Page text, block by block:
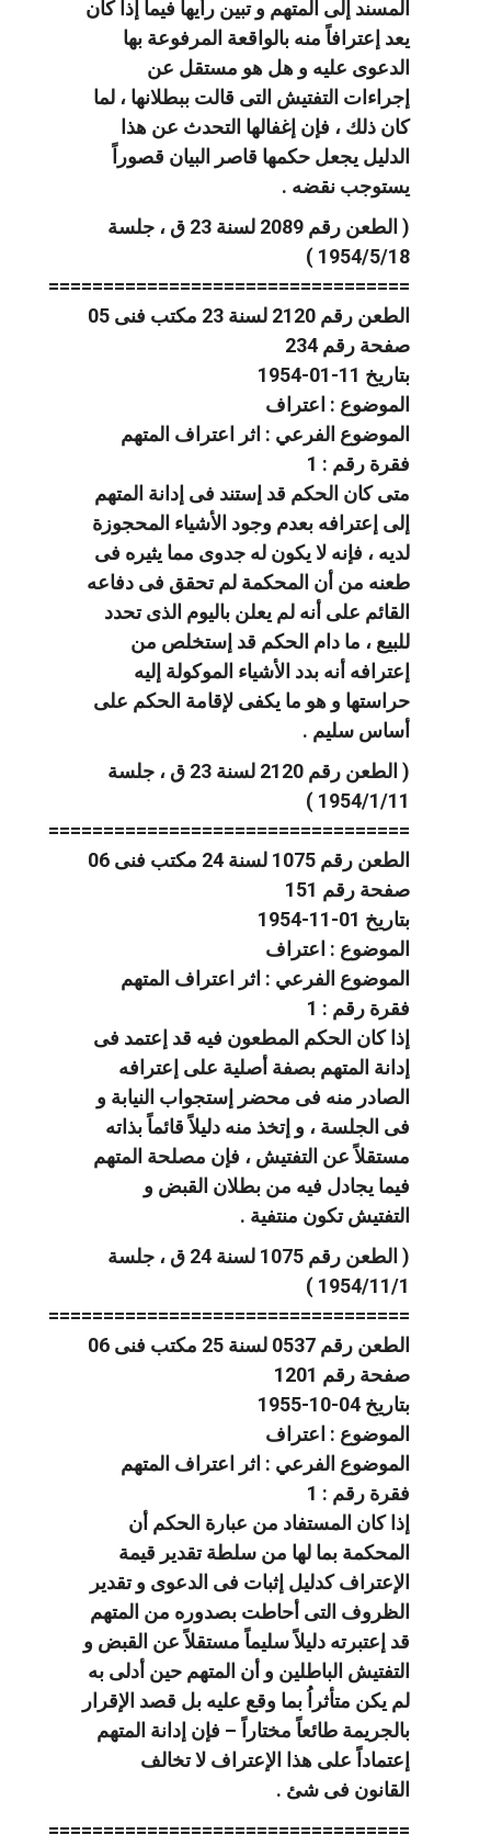
المسند إلى المتهم و تبين رأيها فيما إذا كان
يعد إعترافاً منه بالواقعة المرفوعة بها
الدعوى عليه و هل هو مستقل عن
إجراءات التفتيش التى قالت ببطلانها ، لما
كان ذلك ، فإن إغفالها التحدث عن هذا
الدليل يجعل حكمها قاصر البيان قصوراً
يستوجب نقضه .
( الطعن رقم 2089 لسنة 23 ق ، جلسة
1954/5/18 )
=================================
الطعن رقم 2120 لسنة 23 مكتب فنى 05
صفحة رقم 234
بتاريخ 11-01-1954
الموضوع : اعتراف
الموضوع الفرعي : اثر اعتراف المتهم
فقرة رقم : 1
متى كان الحكم قد إستند فى إدانة المتهم
إلى إعترافه بعدم وجود الأشياء المحجوزة
لديه ، فإنه لا يكون له جدوى مما يثيره فى
طعنه من أن المحكمة لم تحقق فى دفاعه
القائم على أنه لم يعلن باليوم الذى تحدد
للبيع ، ما دام الحكم قد إستخلص من
إعترافه أنه بدد الأشياء الموكولة إليه
حراستها و هو ما يكفى لإقامة الحكم على
أساس سليم .
( الطعن رقم 2120 لسنة 23 ق ، جلسة
1954/1/11 )
=================================
الطعن رقم 1075 لسنة 24 مكتب فنى 06
صفحة رقم 151
بتاريخ 01-11-1954
الموضوع : اعتراف
الموضوع الفرعي : اثر اعتراف المتهم
فقرة رقم : 1
إذا كان الحكم المطعون فيه قد إعتمد فى
إدانة المتهم بصفة أصلية على إعترافه
الصادر منه فى محضر إستجواب النيابة و
فى الجلسة ، و إتخذ منه دليلاً قائماً بذاته
مستقلاً عن التفتيش ، فإن مصلحة المتهم
فيما يجادل فيه من بطلان القبض و
التفتيش تكون منتفية .
( الطعن رقم 1075 لسنة 24 ق ، جلسة
1954/11/1 )
=================================
الطعن رقم 0537 لسنة 25 مكتب فنى 06
صفحة رقم 1201
بتاريخ 04-10-1955
الموضوع : اعتراف
الموضوع الفرعي : اثر اعتراف المتهم
فقرة رقم : 1
إذا كان المستفاد من عبارة الحكم أن
المحكمة بما لها من سلطة تقدير قيمة
الإعتراف كدليل إثبات فى الدعوى و تقدير
الظروف التى أحاطت بصدوره من المتهم
قد إعتبرته دليلاً سليماً مستقلاً عن القبض و
التفتيش الباطلين و أن المتهم حين أدلى به
لم يكن متأثراُ بما وقع عليه بل قصد الإقرار
بالجريمة طائعاً مختاراً – فإن إدانة المتهم
إعتماداً على هذا الإعتراف لا تخالف
القانون فى شئ .
=================================